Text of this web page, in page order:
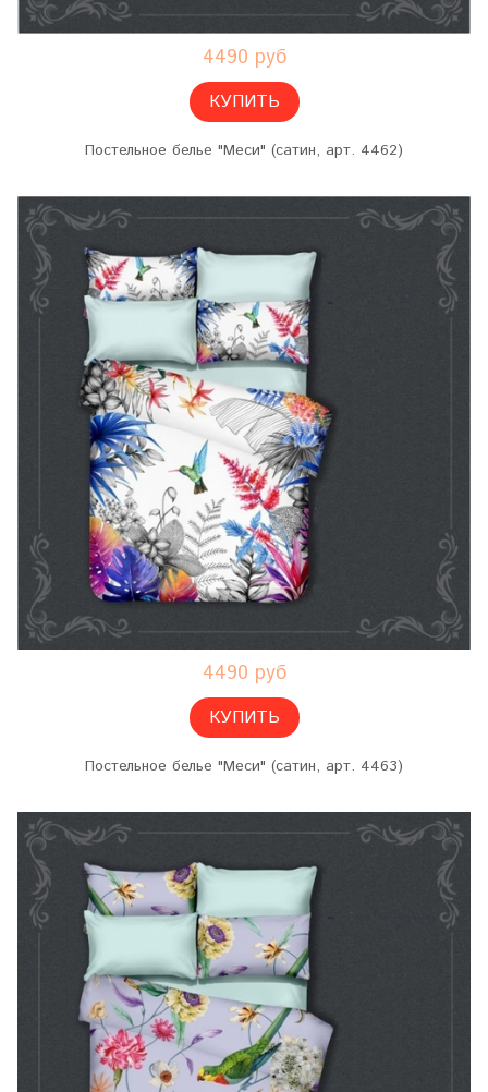
4490 руб
КУПИТЬ
Постельное белье "Меси" (сатин, арт. 4462)
4490 руб
КУПИТЬ
Постельное белье "Меси" (сатин, арт. 4463)